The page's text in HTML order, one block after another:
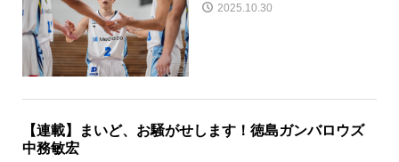
2025.10.30
【連載】まいど、お騒がせします！徳島ガンバロウズ
中務敏宏